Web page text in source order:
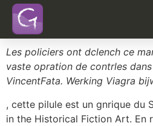
tcheque
Les policiers ont dclench ce
vaste opration de contrles
VincentFata. Werking Viagra
, cette pilule est un gnrique du
in the Historical Fiction Art. En